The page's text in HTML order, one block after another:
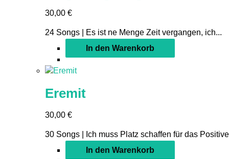
30,00 €
24 Songs | Es ist ne Menge Zeit vergangen, ich...
In den Warenkorb
Eremit
30,00 €
30 Songs | Ich muss Platz schaffen für das
In den Warenkorb